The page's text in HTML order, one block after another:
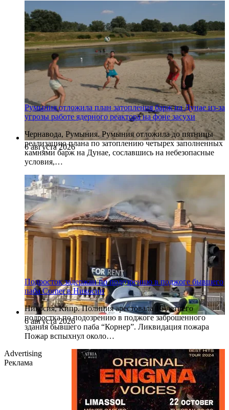
6 августа 2026
Румыния отложила план затопления барж на Дунае из-за
угрозы работе ядерного реактора на фоне засухи
Чернавода, Румыния. Румыния отложила до пятницы
реализацию плана по затоплению четырех заполненных
камнями барж на Дунае, сославшись на небезопасные
условия,…
6 августа 2026
Подросток задержан по подозрению в поджоге бывшего
паба Corner в Никосии
Никосия, Кипр. Полиция арестовала 16-летнего
подростка по подозрению в поджоге заброшенного
здания бывшего паба “Корнер”. Ликвидация пожара
Пожар вспыхнул около…
Advertising
Реклама